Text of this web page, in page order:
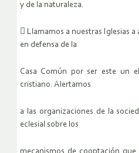
y de la naturaleza.
 Llamamos a nuestras Iglesias
en defensa de la
Casa Común por ser este un
cristiano. Alertamos
a las organizaciones de la
eclesial sobre los